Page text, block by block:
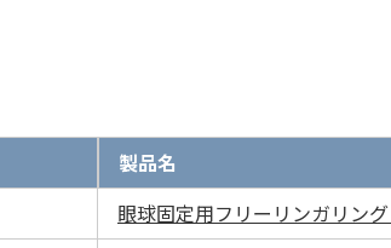
製品名
眼球固定用フリーリンガリン